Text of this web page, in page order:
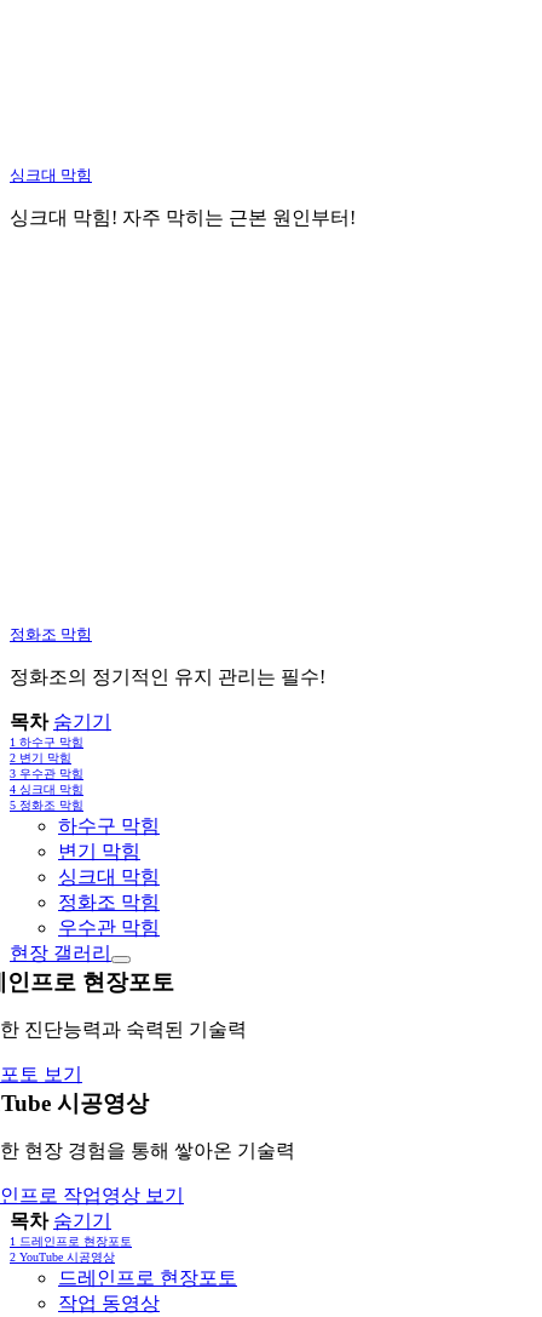
싱크대 막힘
싱크대 막힘! 자주 막히는 근본 원인부터!
정화조 막힘
정화조의 정기적인 유지 관리는 필수!
목차 숨기기
1 하수구 막힘
2 변기 막힘
3 우수관 막힘
4 싱크대 막힘
5 정화조 막힘
하수구 막힘
변기 막힘
싱크대 막힘
정화조 막힘
우수관 막힘
현장 갤러리
인프로 현장포토
진단능력과 숙력된 기술력
토 보기
시공영상
현장 경험을 통해 쌓아온 기술력
프로 작업영상 보기
목차 숨기기
1 드레인프로 현장포토
2 YouTube 시공영상
드레인프로 현장포토
작업 동영상